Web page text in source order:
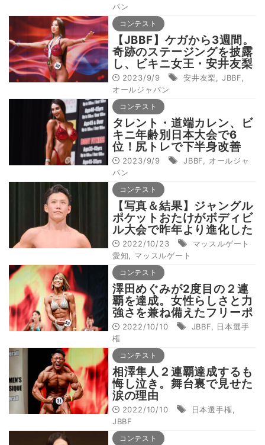
パン
コンテスト
【JBBF】ケガから3週間。
奇跡のステージングを披露
し、ビキニ女王・安井友梨
が日本一に輝く
2023/9/9 安井友梨 JBBF
オールジャパン
コンテスト
タレント・道端カレン、ビ
キニ年齢別日本大会で6
位！尻トレで下半身改善
2023/9/9 JBBF
オールジャ
パン
コンテスト
【写真＆結果】ジャングル
ポケットおたけがボディビ
ル大会で昨年より進化した
筋肉美を披露
2022/10/23
マッスルゲート
愛知
マッスルゲート
コンテスト
澤田めぐみが2度目の２連
覇を達成。女性らしさと力
強さを兼ね備えたフリーポ
ーズを披露
2022/10/10 JBBF
日本選手
権
コンテスト
相澤隼人２連覇達成するも
悔し泣き。舞台裏で見せた
涙の理由
2022/10/10 日本選手権
JBBF
コンテスト